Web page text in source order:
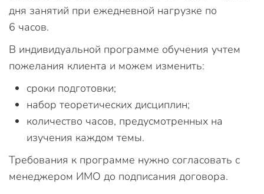
дня занятий при ежедневной нагрузке по
6 часов.
В индивидуальной программе обучения учтем
пожелания клиента и можем изменить:
сроки подготовки;
набор теоретических дисциплин;
количество часов, предусмотренных на
изучения каждом темы.
Требования к программе нужно согласовать с
менеджером ИМО до подписания договора.